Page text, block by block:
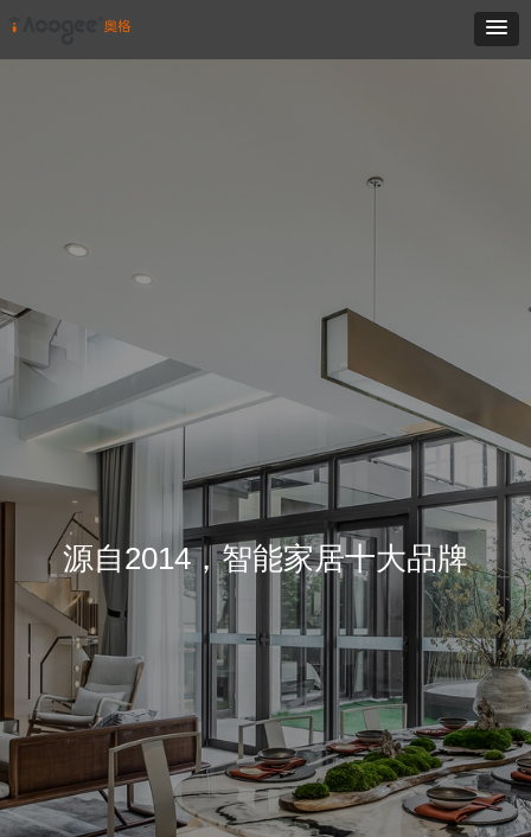
源自2014，智能家居十大品牌